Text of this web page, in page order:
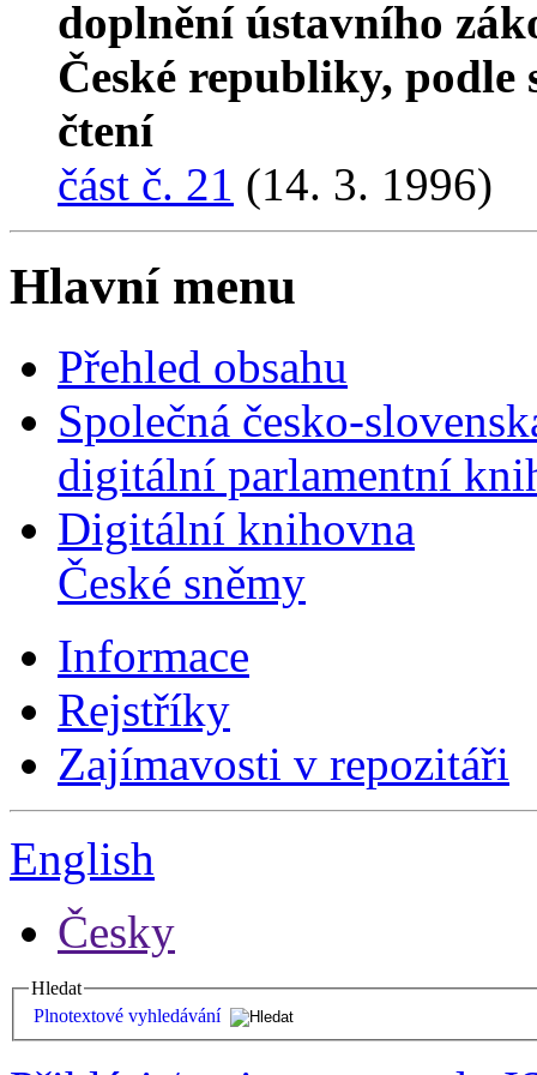
doplnění ústavního
České republiky, podle
čtení
část č. 21 (14. 3. 1996)
Hlavní menu
Přehled obsahu
Společná česko-
digitální parlamentní
Digitální knihovna
České sněmy
Informace
Rejstříky
Zajímavosti v repozitáři
English
Česky
Hledat
Plnotextové vyhledávání